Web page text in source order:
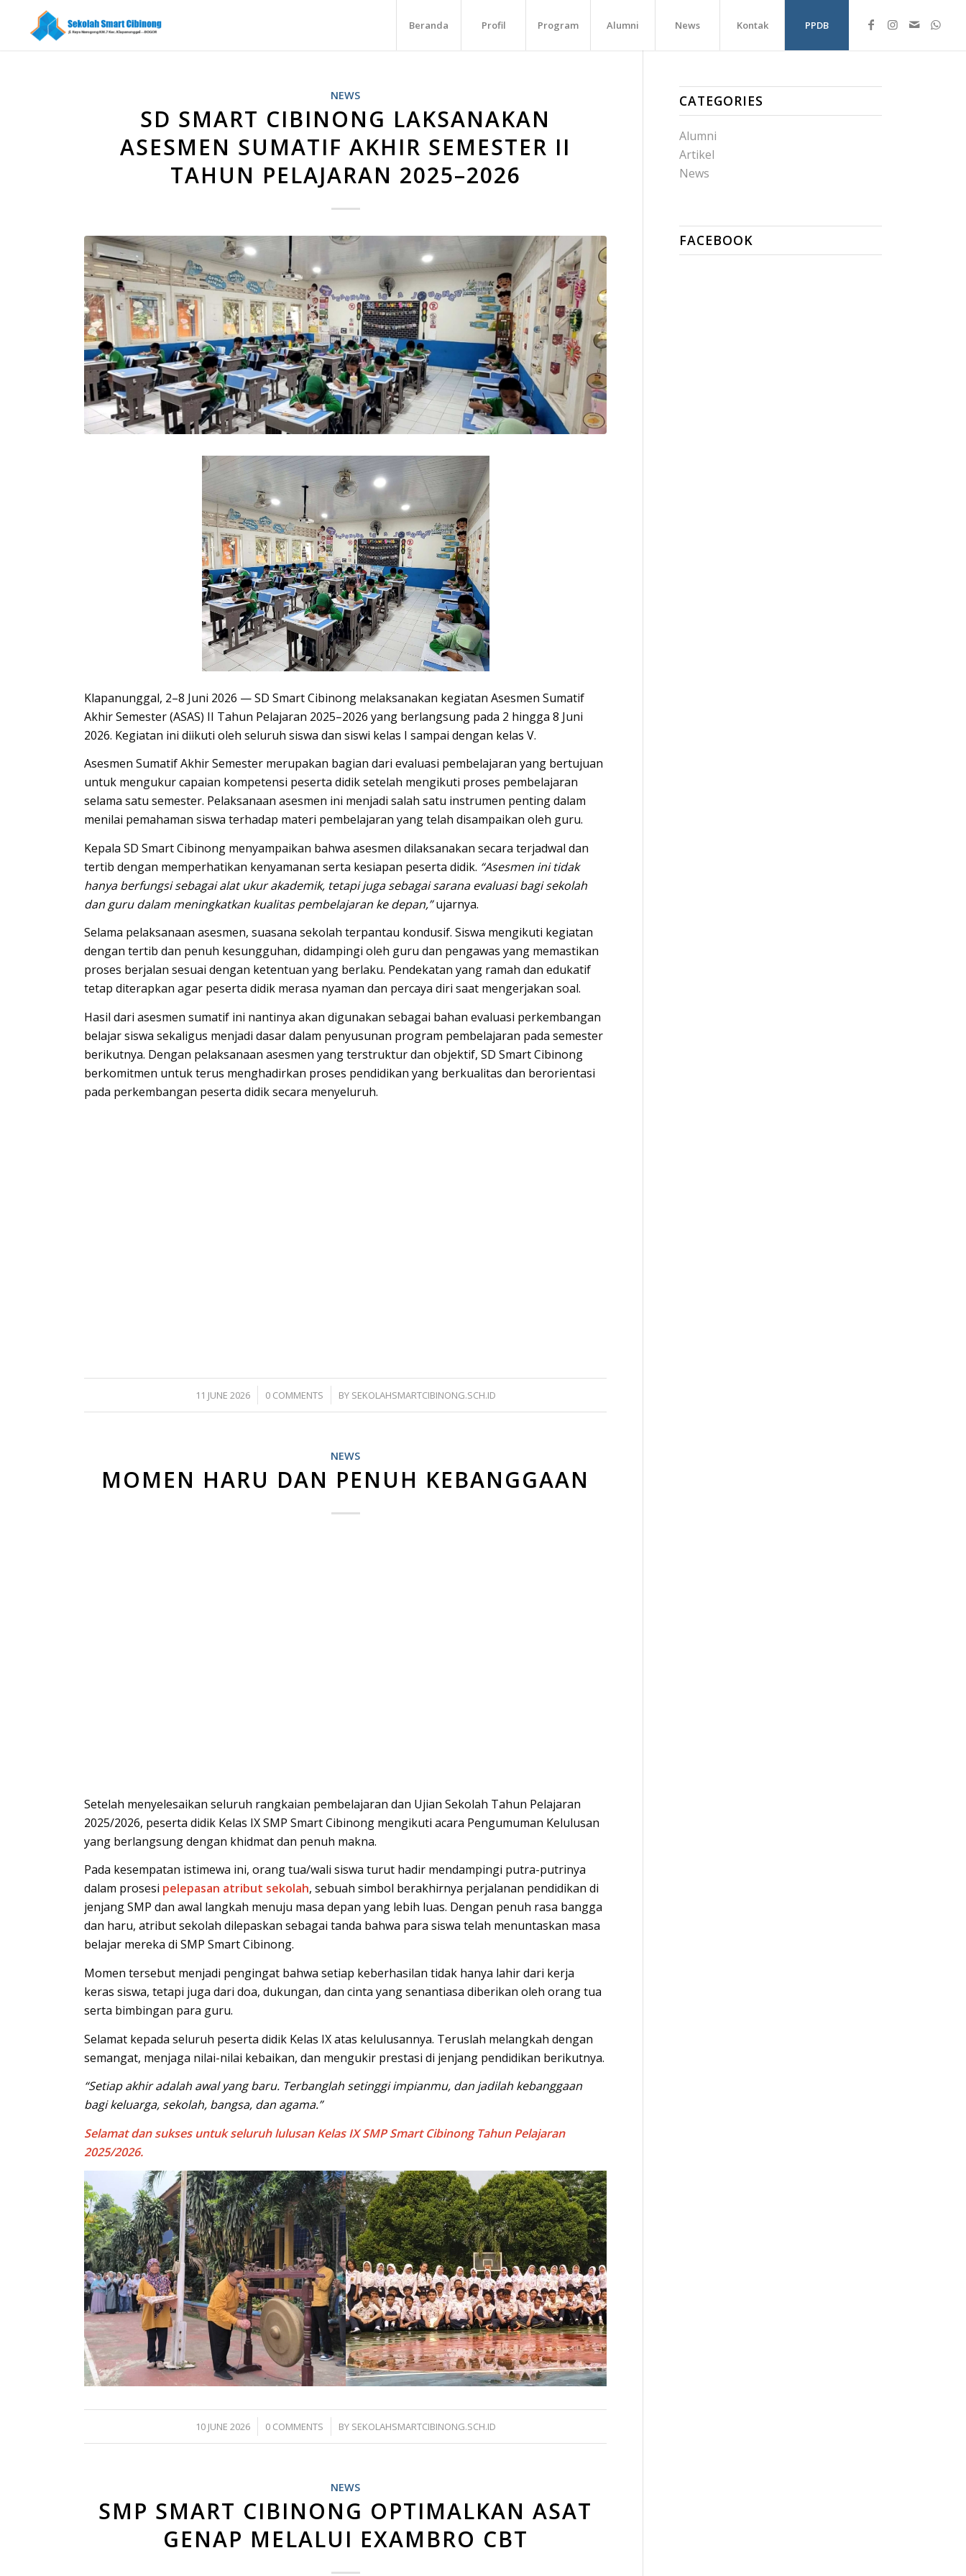
Beranda Profil Program Alumni News Kontak PPDB
NEWS
SD SMART CIBINONG LAKSANAKAN
ASESMEN SUMATIF AKHIR SEMESTER II
TAHUN PELAJARAN 2025–2026
Klapanunggal, 2–8 Juni 2026 —SD SmartCibinong melaksanakan kegiatan Asesmen Sumatif
Akhir Semester (ASAS) II Tahun Pelajaran 2025–2026 yang berlangsung pada 2 hingga 8 Juni
2026. Kegiatan ini diikuti oleh seluruh siswa dan siswi kelas I sampai dengan kelas V.
Asesmen Sumatif Akhir Semester merupakan bagian dari evaluasi pembelajaran yang bertujuan
untuk mengukur capaian kompetensi peserta didik setelah mengikuti proses pembelajaran
selama satu semester. Pelaksanaan asesmen ini menjadi salah satu instrumen penting dalam
menilai pemahaman siswa terhadap materi pembelajaran yang telah disampaikan oleh guru.
Kepala SD Smart Cibinong menyampaikan bahwa asesmen dilaksanakan secara terjadwal dan
tertib dengan memperhatikan kenyamanan serta kesiapan peserta didik. “Asesmen ini tidak
hanya berfungsi sebagai alat ukur akademik, tetapi juga sebagai sarana evaluasi bagi sekolah
dan guru dalam meningkatkan kualitas pembelajaran ke depan,”ujarnya.
Selama pelaksanaan asesmen, suasana sekolah terpantau kondusif. Siswa mengikuti kegiatan
dengan tertib dan penuh kesungguhan, didampingi oleh guru dan pengawas yang memastikan
proses berjalan sesuai dengan ketentuan yang berlaku. Pendekatan yang ramah dan edukatif
tetap diterapkan agar peserta didik merasa nyaman dan percaya diri saat mengerjakan soal.
Hasil dari asesmen sumatif ini nantinya akan digunakan sebagai bahan evaluasi perkembangan
belajar siswa sekaligus menjadi dasar dalam penyusunan program pembelajaran pada semester
berikutnya. Dengan pelaksanaan asesmen yang terstruktur dan objektif, SD Smart Cibinong
berkomitmen untuk terus menghadirkan proses pendidikan yang berkualitas dan berorientasi
pada perkembangan peserta didik secara menyeluruh.
11 JUNE 2026
/ 0 COMMENTS
/ BY SEKOLAHSMARTCIBINONG.SCH.ID
NEWS
MOMEN HARU DAN PENUH KEBANGGAAN
Setelah menyelesaikan seluruh rangkaian pembelajaran dan Ujian Sekolah Tahun Pelajaran
2025/2026, peserta didik Kelas IX SMP Smart Cibinong mengikuti acara Pengumuman Kelulusan
yang berlangsung dengan khidmat dan penuh makna.
Pada kesempatan istimewa ini, orang tua/wali siswa turut hadir mendampingi putra-putrinya
dalam prosesi pelepasan atribut sekolah, sebuah simbol berakhirnya perjalanan pendidikan di
jenjang SMP dan awal langkah menuju masa depan yang lebih luas. Dengan penuh rasa bangga
dan haru, atribut sekolah dilepaskan sebagai tanda bahwa para siswa telah menuntaskan masa
belajar mereka di SMP Smart Cibinong.
Momen tersebut menjadi pengingat bahwa setiap keberhasilan tidak hanya lahir dari kerja
keras siswa, tetapi juga dari doa, dukungan, dan cinta yang senantiasa diberikan oleh orang tua
serta bimbingan para guru.
Selamat kepada seluruh peserta didik Kelas IX atas kelulusannya. Teruslah melangkah dengan
semangat, menjaga nilai-nilai kebaikan, dan mengukir prestasi di jenjang pendidikan berikutnya.
“Setiap akhir adalah awal yang baru. Terbanglah setinggi impianmu, dan jadilah kebanggaan
bagi keluarga, sekolah, bangsa, dan agama.”
Selamat dan sukses untuk seluruh lulusan Kelas IX SMP Smart Cibinong Tahun Pelajaran
2025/2026.
10 JUNE 2026
/ 0 COMMENTS
/ BY SEKOLAHSMARTCIBINONG.SCH.ID
NEWS
SMP SMART CIBINONG OPTIMALKAN ASAT
GENAP MELALUI EXAMBRO CBT
CATEGORIES
Alumni
Artikel
News
FACEBOOK